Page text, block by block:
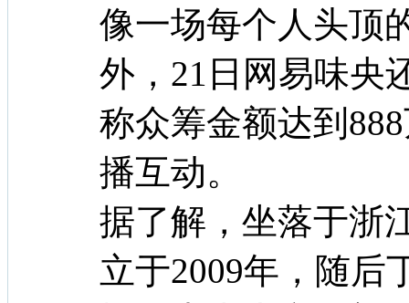
像一场每个人头顶
外，21日网易味央
称众筹金额达到
播互动。
据了解，坐落于浙
立于2009年，随后